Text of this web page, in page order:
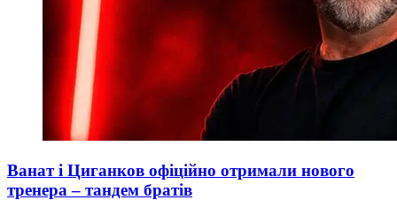
Ванат і Циганков офіційно отримали нового
тренера – тандем братів